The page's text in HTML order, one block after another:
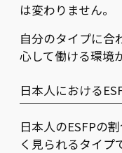
は変わりません。
自分のタイプに合
心して働ける環境
日本人における
日本人のESFPの
く見られるタイプ